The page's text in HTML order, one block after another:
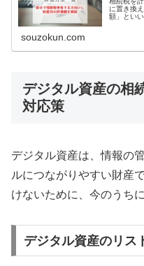
に置き換
額」とい
souzokun.com
デジタル資産の相
対応策
デジタル資産は、情報の
ルにつながりやすい財産
けないために、今のうち
デジタル資産のリス